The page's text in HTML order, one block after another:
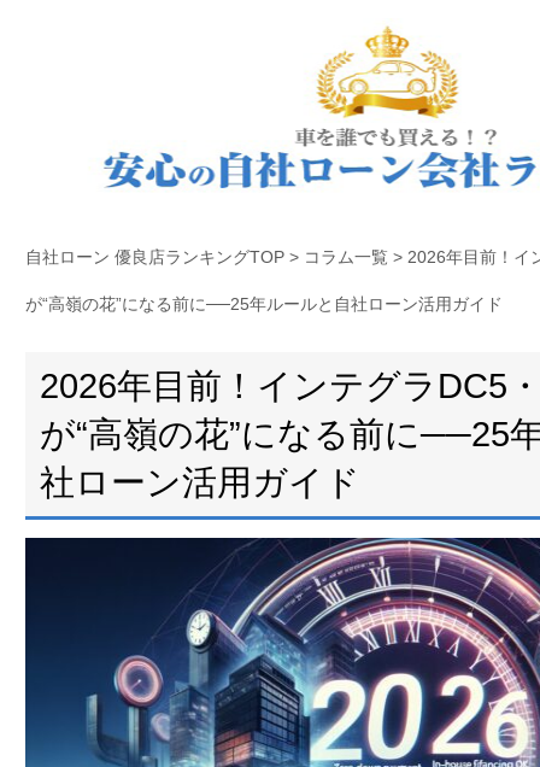
自社ローン 優良店ランキングTOP> コラム一覧 > 2026年目前！イ
が“高嶺の花”になる前に──25年ルールと自社ローン活用ガイド
2026年目前！インテグラDC5
が“高嶺の花”になる前に──25
社ローン活用ガイド